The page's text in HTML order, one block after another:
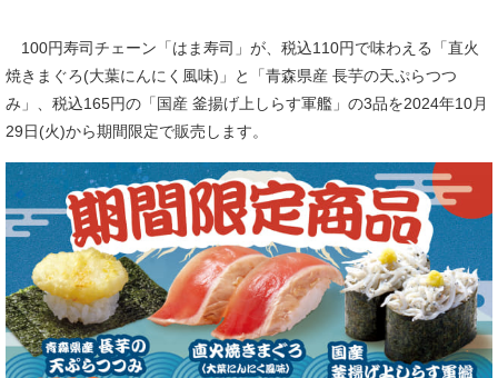
100円寿司チェーン「はま寿司」が、税込110円で味わえる「直火
焼きまぐろ(大葉にんにく風味)」と「青森県産 長芋の天ぷらつつ
み」、税込165円の「国産 釜揚げ上しらす軍艦」の3品を2024年10月
29日(火)から期間限定で販売します。